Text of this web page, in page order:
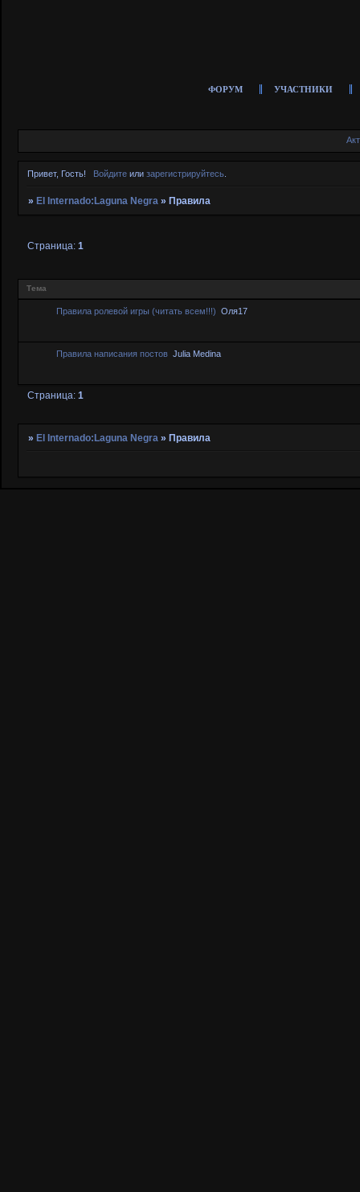
ФОРУМ УЧАСТНИКИ
Привет, Гость! Войдитеили зарегистрируйтесь.
»El Internado:Laguna Negra »Правила
Страница:1
Тема
Правила ролевой игры (читать всем!!!) Оля17
Правила написания постов Julia Medina
Страница:1
» El Internado:Laguna Negra » Правила